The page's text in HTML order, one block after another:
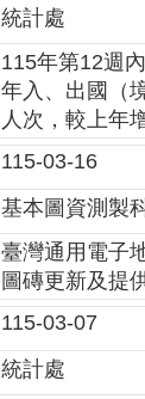
統計處
115年第12週
年入、出國（
人次，較上年
115-03-16
基本圖資測製
臺灣通用電子
圖磚更新及提
115-03-07
統計處